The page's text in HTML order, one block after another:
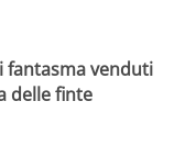
fantasma venduti
delle finte